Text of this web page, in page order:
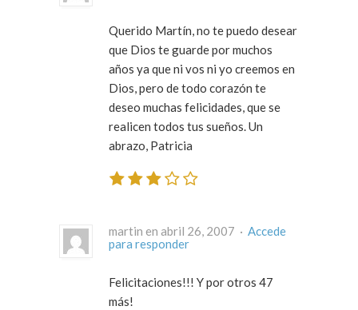
Querido Martín, no te puedo desear
que Dios te guarde por muchos
años ya que ni vos ni yo creemos en
Dios, pero de todo corazón te
deseo muchas felicidades, que se
realicen todos tus sueños. Un
abrazo, Patricia
martin en abril 26, 2007 · Accede
para responder
Felicitaciones!!! Y por otros 47
más!